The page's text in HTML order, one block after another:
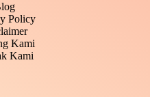
Policy
Kami
Kami